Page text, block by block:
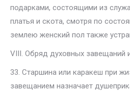
подарками, состоящими из
платья и скота, смотря по
землею женский пол также
VIII. Обряд духовных завещаний
33. Старшина или каракеш при
завещанием назначает